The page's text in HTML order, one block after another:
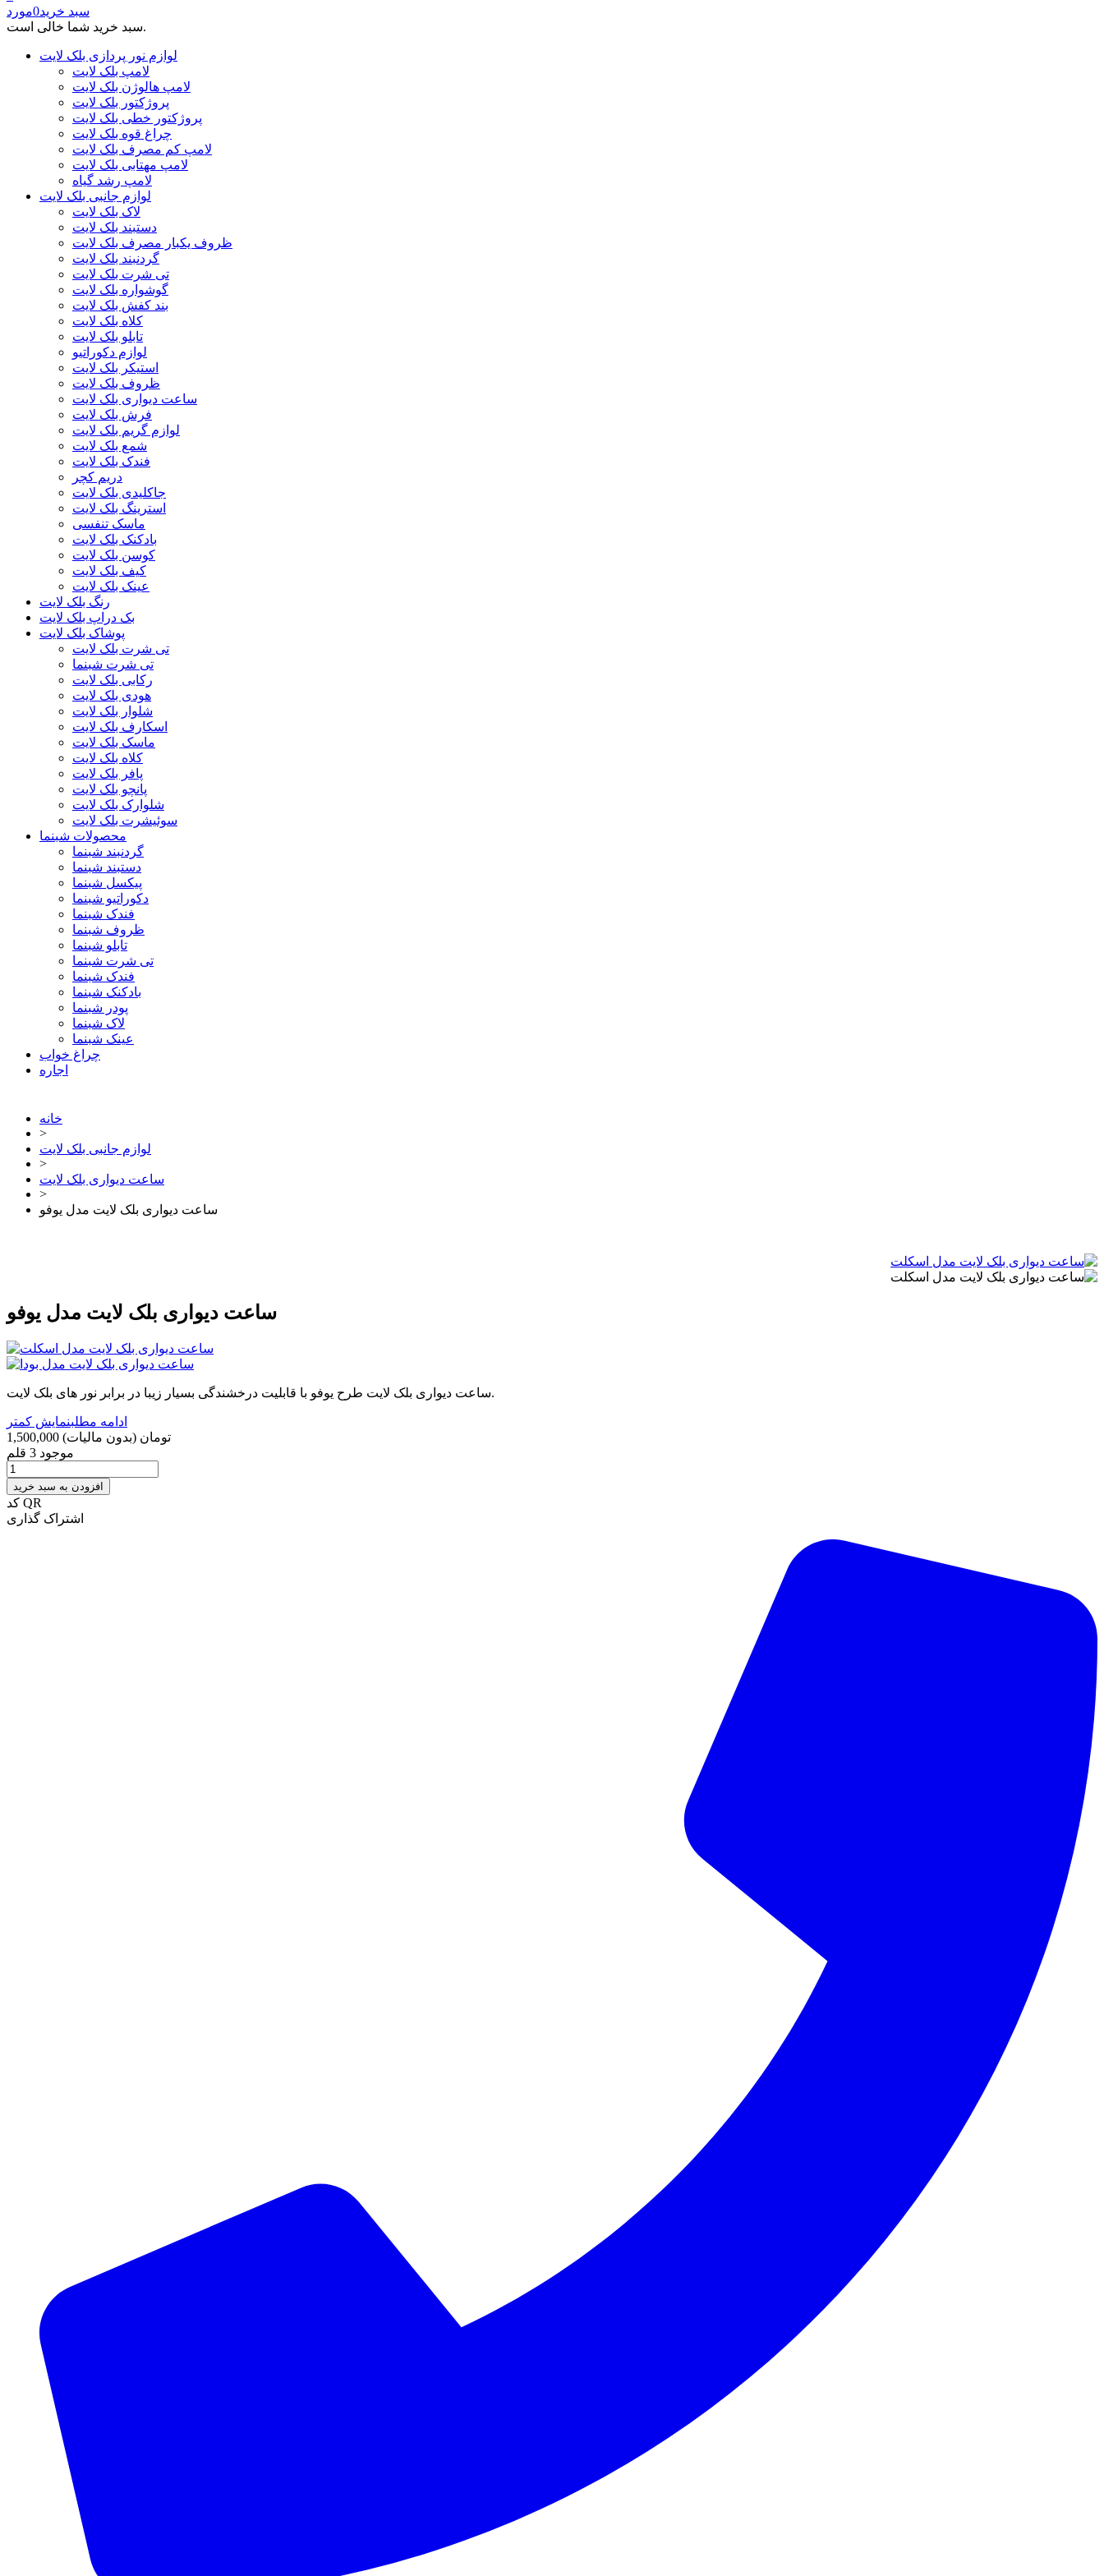
سبد خرید0مورد
سبد خرید شما خالی است.
لوازم نور پردازی بلک لایت
لامپ بلک لایت
لامپ هالوژن بلک لایت
پروژکتور بلک لایت
پروژکتور خطی بلک لایت
چراغ قوه بلک لایت
لامپ کم مصرف بلک لایت
لامپ مهتابی بلک لایت
لامپ رشد گیاه
لوازم جانبی بلک لایت
لاک بلک لایت
دستبند بلک لایت
ظروف یکبار مصرف بلک لایت
گردنبند بلک لایت
تی شرت بلک لایت
گوشواره بلک لایت
بند کفش بلک لایت
کلاه بلک لایت
تابلو بلک لایت
لوازم دکوراتیو
استیکر بلک لایت
ظروف بلک لایت
ساعت دیواری بلک لایت
فرش بلک لایت
لوازم گریم بلک لایت
شمع بلک لایت
فندک بلک لایت
دریم کچر
جاکلیدی بلک لایت
استرینگ بلک لایت
ماسک تنفسی
بادکنک بلک لایت
کوسن بلک لایت
کیف بلک لایت
عینک بلک لایت
رنگ بلک لایت
بک دراپ بلک لایت
پوشاک بلک لایت
تی شرت بلک لایت
تی شرت شبنما
رکابی بلک لایت
هودی بلک لایت
شلوار بلک لایت
اسکارف بلک لایت
ماسک بلک لایت
کلاه بلک لایت
پافر بلک لایت
پانچو بلک لایت
شلوارک بلک لایت
سوئیشرت بلک لایت
محصولات شبنما
گردنبند شبنما
دستبند شبنما
پیکسل شبنما
دکوراتیو شبنما
فندک شبنما
ظروف شبنما
تابلو شبنما
تی شرت شبنما
فندک شبنما
بادکنک شبنما
پودر شبنما
لاک شبنما
عینک شبنما
چراغ خواب
اجاره
خانه
>
لوازم جانبی بلک لایت
>
ساعت دیواری بلک لایت
>
ساعت دیواری بلک لایت مدل یوفو
ساعت دیواری بلک لایت مدل یوفو
ساعت دیواری بلک لایت طرح یوفو با قابلیت درخشندگی بسیار زیبا در برابر نور های بلک لایت.
ادامه مطلبنمایش کمتر
1,500,000 تومان (بدون مالیات)
موجود 3 قلم
افزودن به سبد خرید
کد QR
اشتراک گذاری